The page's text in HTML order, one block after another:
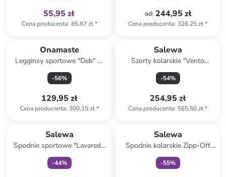
55,95 zł
Cena producenta: 85,87 zł*
od: 244,95 zł
Cena producenta: 326,25 zł*
Onamaste
Legginsy sportowe "Deb" w
kolorze granatowym
-56%
129,95 zł
Cena producenta: 300,15 zł*
Salewa
Szorty kolarskie "Vento
Hemp/Durastretch" w kolorze
szaro-jasnobrązowym
-54%
254,95 zł
Cena producenta: 565,50 zł*
Salewa
Spodnie sportowe "Lavaredo
Hemp" w kolorze bordowo-
czarnym
-44%
Salewa
Spodnie kolarskie Zipp-Off
"Vento Hemp/Durastretch" w
kolorze jasnobrązowym
-55%